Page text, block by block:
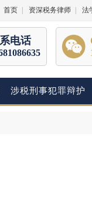
首页 资深税务律师 法
电话
涉税刑事犯罪辩护